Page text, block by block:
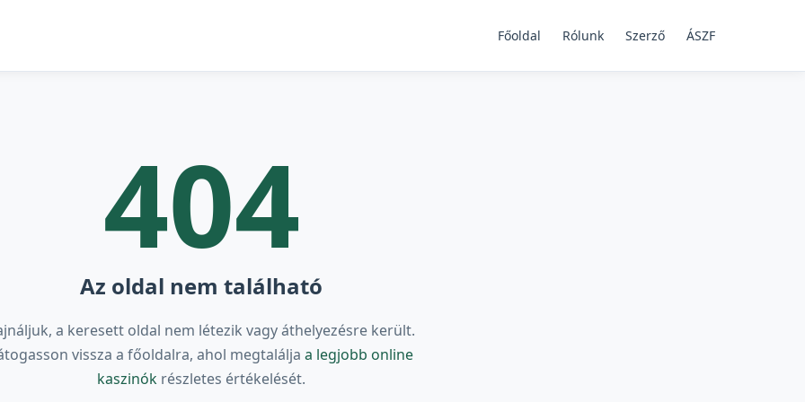
Főoldal Rólunk Szerző ÁSZF
404
Az oldal nem található
a keresett oldal nem létezik vagy áthelyezésre került.
vissza a főoldalra, ahol megtalálja a legjobb online
kaszinók részletes értékelését.